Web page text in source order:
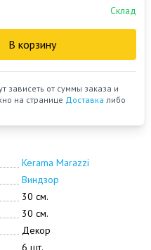
Kerama Marazzi
Виндзор
30 см.
30 см.
Декор
Склад
В корзину
зависеть от суммы заказа и
на странице Доставка либо